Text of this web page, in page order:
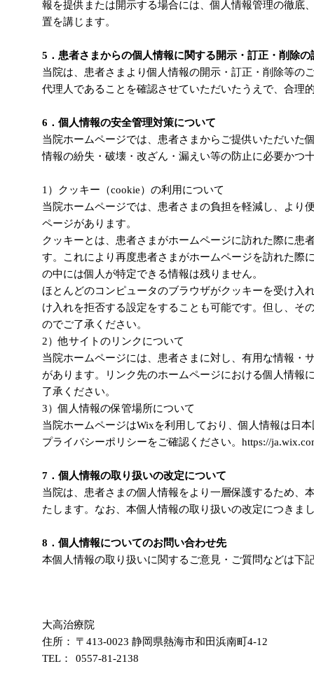
報を提供または開示する場合には、個人情報管理の徹底
置を講じます。
5．患者さまからの個人情報に関する開示・訂正・削除の
当院は、患者さまより個人情報の開示・訂正・削除等の
代理人であることを確認させていただいたうえで、合理
6．個人情報の安全管理対策について
当院ホームページでは、患者さまからご提供いただいた
情報の紛失・破壊・改ざん・漏えい等の防止に必要かつ
1）クッキー（cookie）の利用について
当院ホームページでは、患者さまの負担を軽減し、より
ページがあります。
クッキーとは、患者さまがホームページに訪れた際に患
す。これにより再度患者さまがホームページを訪れた際
の中には個人が特定できる情報は残りません。
ほとんどのコンピュータのブラウザがクッキーを受け入
け入れを拒否する設定をすることも可能です。但し、そ
のでご了承ください。
2）他サイトのリンクについて
当院ホームページには、患者さまに対し、有用な情報・
があります。リンク先のホームページにおける個人情報
了承ください。
3）個人情報の保管場所について
当院ホームページはWixを利用しており、個人情報は日
プライバシーポリシーをご確認ください。https://
7．個人情報の取り扱いの改定について
当院は、患者さまの個人情報をより一層保護するため、
たします。なお、本個人情報の取り扱いの改定につきま
8．個人情報についてのお問い合わせ先
本個人情報の取り扱いに関するご意見・ご質問などは下
大高治療院
住所：
〒413-0023 静岡県熱海市和田浜南町4-12
TEL：
0557-81-2138